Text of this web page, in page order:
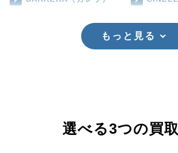
もっと見る
選べる3つの買